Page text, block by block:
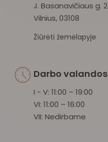
J. Basanavičiaus g.
Vilnius, 03108
Žiūrėti žemėlapyje
Darbo valandos
I - V: 11:00 – 19:00
VI: 11:00 – 16:00
VII: Nedirbame